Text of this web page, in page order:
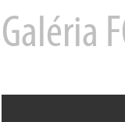
Galéria